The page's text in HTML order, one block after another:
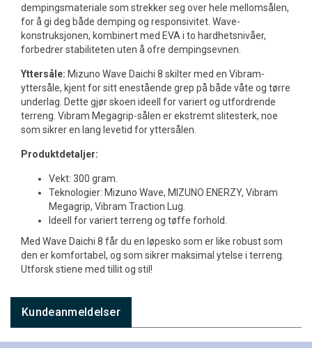
dempingsmateriale som strekker seg over hele mellomsålen,
for å gi deg både demping og responsivitet. Wave-
konstruksjonen, kombinert med EVA i to hardhetsnivåer,
forbedrer stabiliteten uten å ofre dempingsevnen.
Yttersåle: Mizuno Wave Daichi 8 skilter med en Vibram-
yttersåle, kjent for sitt enestående grep på både våte og tørre
underlag. Dette gjør skoen ideell for variert og utfordrende
terreng. Vibram Megagrip-sålen er ekstremt slitesterk, noe
som sikrer en lang levetid for yttersålen.
Produktdetaljer:
Vekt: 300 gram.
Teknologier: Mizuno Wave, MIZUNO ENERZY, Vibram
Megagrip, Vibram Traction Lug.
Ideell for variert terreng og tøffe forhold.
Med Wave Daichi 8 får du en løpesko som er like robust som
den er komfortabel, og som sikrer maksimal ytelse i terreng.
Utforsk stiene med tillit og stil!
Kundeanmeldelser